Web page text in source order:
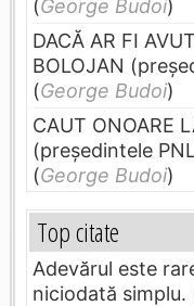
(George Budoi)
DACĂ AR FI
BOLOJAN
(George Budoi)
CAUT ONOARE
(preşedintele
(George Budoi)
Top citate
Adevărul este
niciodată simplu.